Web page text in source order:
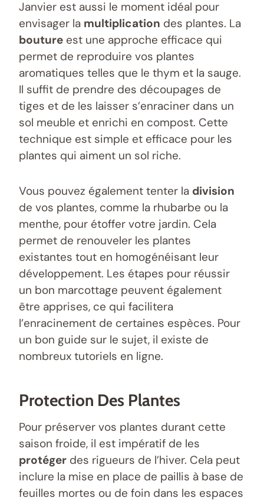
Janvier est aussi le moment idéal pour
envisager la multiplication des plantes. La
bouture est une approche efficace qui
permet de reproduire vos plantes
aromatiques telles que le thym et la sauge.
Il suffit de prendre des découpages de
tiges et de les laisser s’enraciner dans un
sol meuble et enrichi en compost. Cette
technique est simple et efficace pour les
plantes qui aiment un sol riche.
Vous pouvez également tenter la division
de vos plantes, comme la rhubarbe ou la
menthe, pour étoffer votre jardin. Cela
permet de renouveler les plantes
existantes tout en homogénéisant leur
développement. Les étapes pour réussir
un bon marcottage peuvent également
être apprises, ce qui facilitera
l’enracinement de certaines espèces. Pour
un bon guide sur le sujet, il existe de
nombreux tutoriels en ligne.
Protection Des Plantes
Pour préserver vos plantes durant cette
saison froide, il est impératif de les
protéger des rigueurs de l’hiver. Cela peut
inclure la mise en place de paillis à base de
feuilles mortes ou de foin dans les espaces